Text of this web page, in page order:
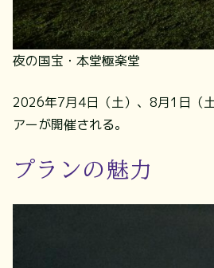
夜の国宝・本堂極楽堂
2026年7月4日（土）、8月1日（
アーが開催される。
プランの魅力